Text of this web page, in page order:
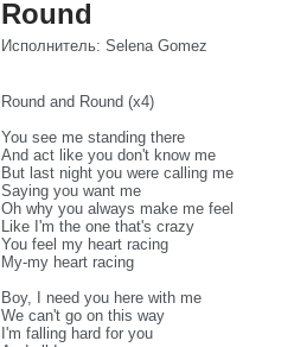
Round
Исполнитель: Selena Gomez
Round and Round (x4)
You see me standing there
And act like you don't know me
But last night you were calling me
Saying you want me
Oh why you always make me feel
Like I'm the one that's crazy
You feel my heart racing
My-my heart racing
Boy, I need you here with me
We can't go on this way
I'm falling hard for you